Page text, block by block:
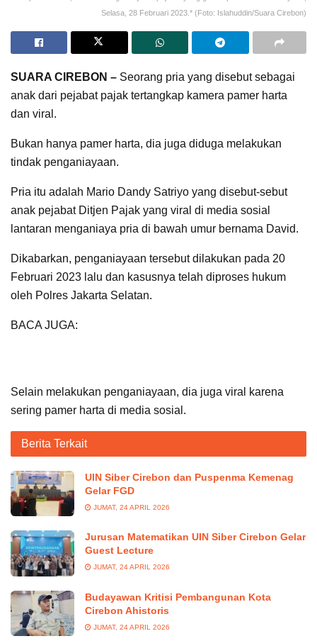
Selasa, 28 Februari 2023.* (Foto: Islahuddin/Suara Cirebon)
SUARA CIREBON – Seorang pria yang disebut sebagai
anak dari pejabat pajak tertangkap kamera pamer harta
dan viral.
Bukan hanya pamer harta, dia juga diduga melakukan
tindak penganiayaan.
Pria itu adalah Mario Dandy Satriyo yang disebut-sebut
anak pejabat Ditjen Pajak yang viral di media sosial
lantaran menganiaya pria di bawah umur bernama David.
Dikabarkan, penganiayaan tersebut dilakukan pada 20
Februari 2023 lalu dan kasusnya telah diproses hukum
oleh Polres Jakarta Selatan.
BACA JUGA:
Selain melakukan penganiayaan, dia juga viral karena
sering pamer harta di media sosial.
Berita Terkait
UIN Siber Cirebon dan Puspenma Kemenag
Gelar FGD
JUMAT, 24 APRIL 2026
Jurusan Matematikan UIN Siber Cirebon Gelar
Guest Lecture
JUMAT, 24 APRIL 2026
Budayawan Kritisi Pembangunan Kota
Cirebon Ahistoris
JUMAT, 24 APRIL 2026